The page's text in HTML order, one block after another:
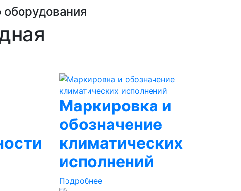
Маркировка и
обозначение
климатических
исполнений
Подробнее